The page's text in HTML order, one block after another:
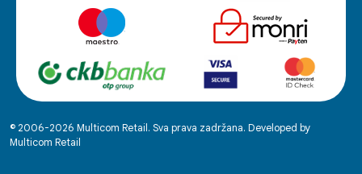
© 2006-2026 Multicom Retail. Sva prava zadržana. Developed by
Multicom Retail